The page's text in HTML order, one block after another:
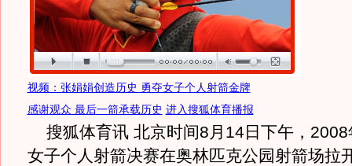
视频：张娟娟创造历史 勇夺女子个人射箭金牌
感谢观众 最后一箭承载历史 进入搜狐体育播报
搜狐体育讯 北京时间8月14日下午，2008
女子个人射箭决赛在奥林匹克公园射箭场拉